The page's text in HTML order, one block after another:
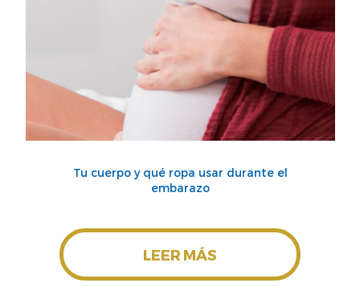
Tu cuerpo y qué ropa usar durante el
embarazo
LEER MÁS